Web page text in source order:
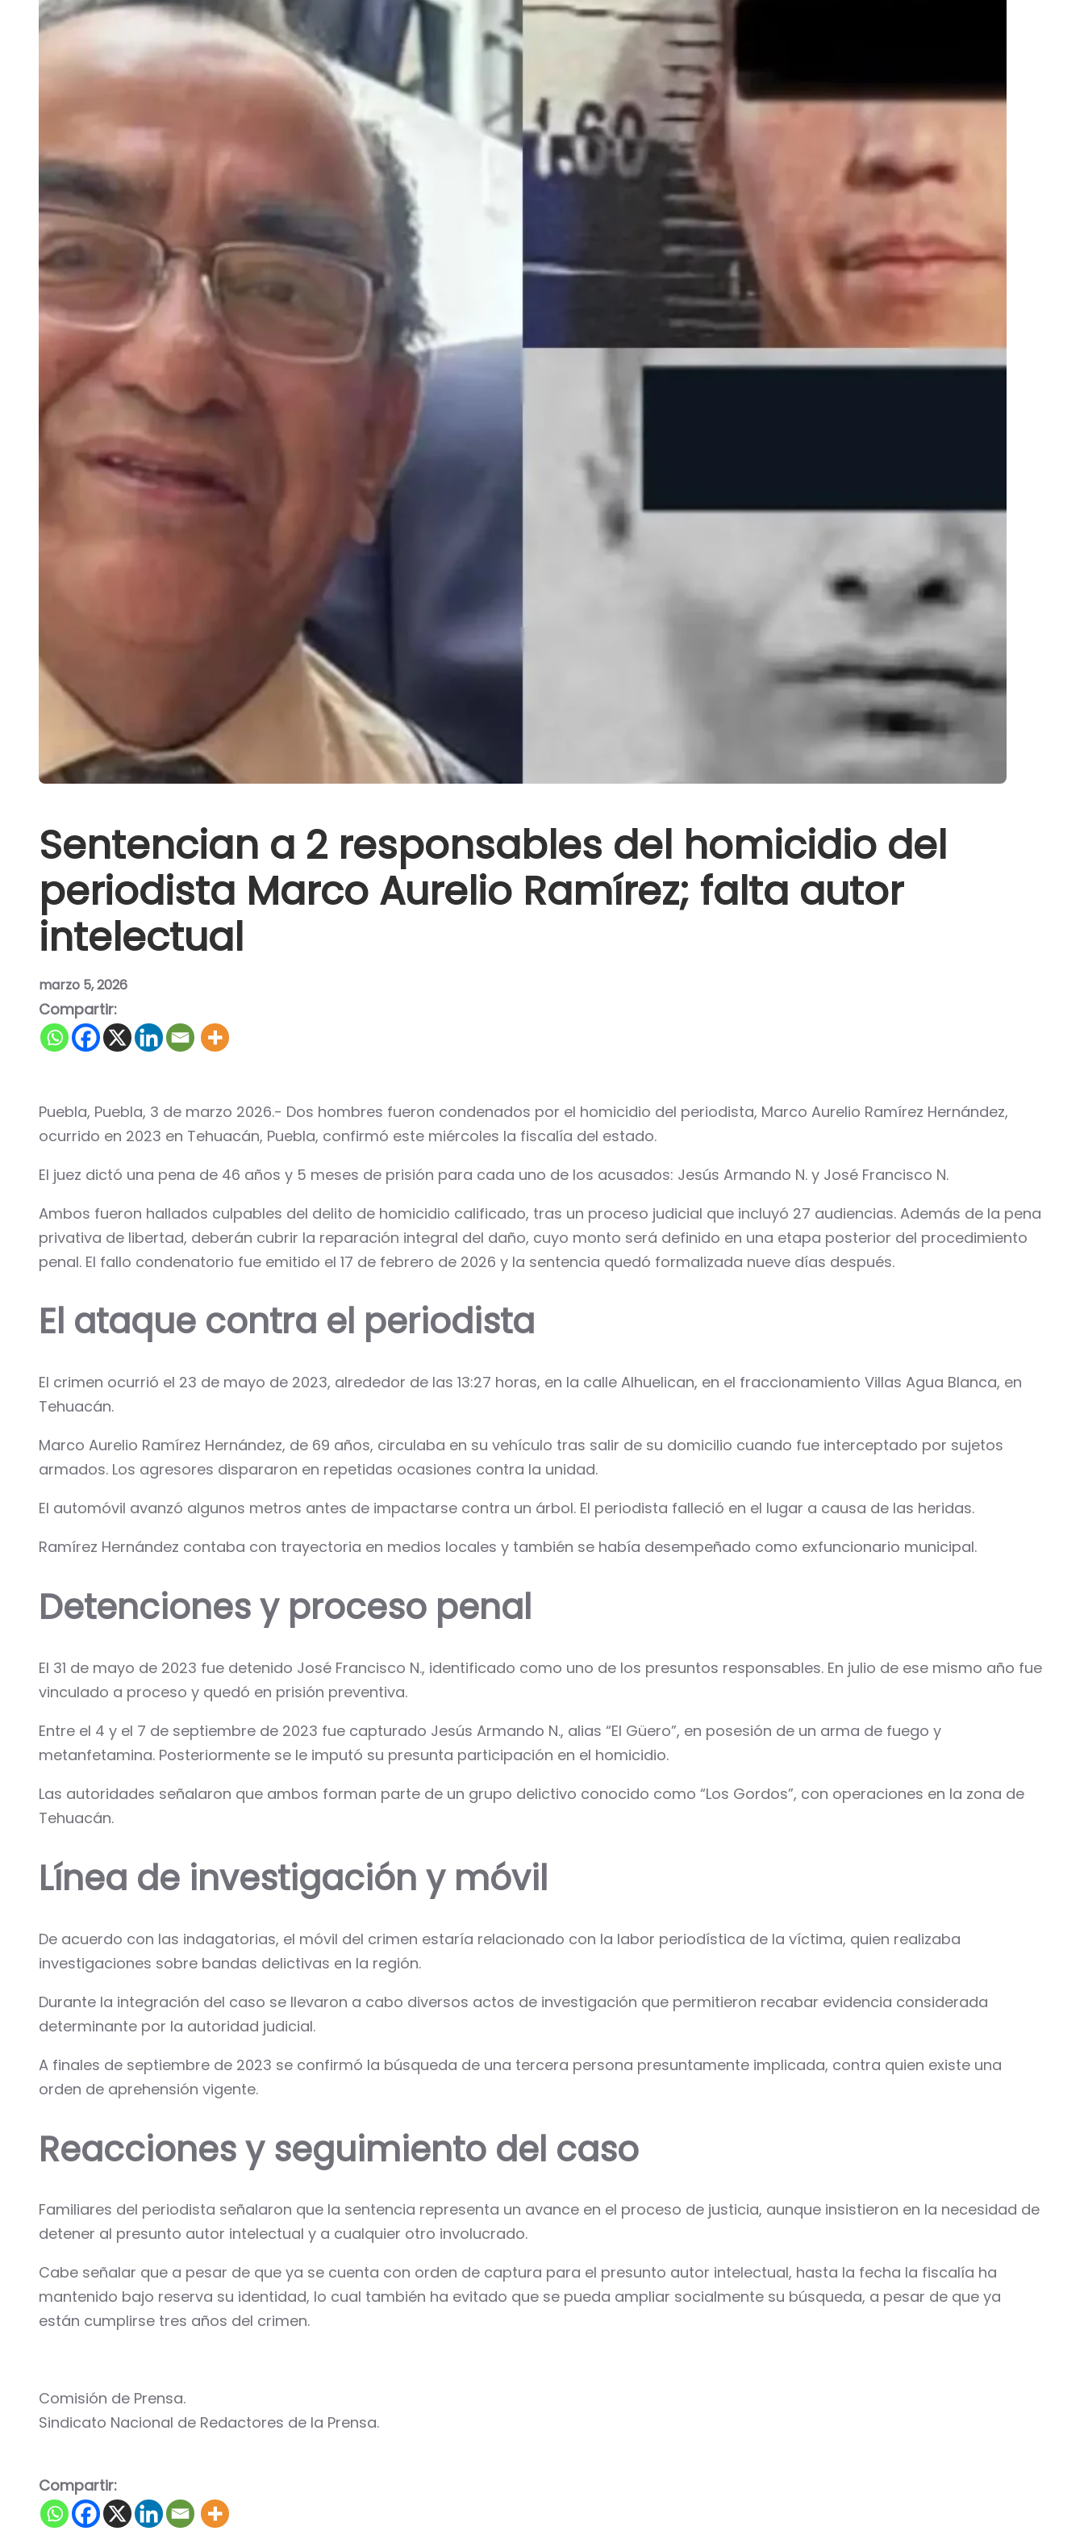
Sentencian a 2 responsables del homicidio del
periodista Marco Aurelio Ramírez; falta autor
intelectual
marzo 5, 2026
Compartir:
Puebla, Puebla, 3 de marzo 2026.- Dos hombres fueron condenados por el homicidio del periodista, Marco Aurelio Ramírez Hernández,
ocurrido en 2023 en Tehuacán, Puebla, confirmó este miércoles la fiscalía del estado.
El juez dictó una pena de 46 años y 5 meses de prisión para cada uno de los acusados: Jesús Armando N. y José Francisco N.
Ambos fueron hallados culpables del delito de homicidio calificado, tras un proceso judicial que incluyó 27 audiencias. Además de la pena
privativa de libertad, deberán cubrir la reparación integral del daño, cuyo monto será definido en una etapa posterior del procedimiento
penal. El fallo condenatorio fue emitido el 17 de febrero de 2026 y la sentencia quedó formalizada nueve días después.
El ataque contra el periodista
El crimen ocurrió el 23 de mayo de 2023, alrededor de las 13:27 horas, en la calle Alhuelican, en el fraccionamiento Villas Agua Blanca, en
Tehuacán.
Marco Aurelio Ramírez Hernández, de 69 años, circulaba en su vehículo tras salir de su domicilio cuando fue interceptado por sujetos
armados. Los agresores dispararon en repetidas ocasiones contra la unidad.
El automóvil avanzó algunos metros antes de impactarse contra un árbol. El periodista falleció en el lugar a causa de las heridas.
Ramírez Hernández contaba con trayectoria en medios locales y también se había desempeñado como exfuncionario municipal.
Detenciones y proceso penal
El 31 de mayo de 2023 fue detenido José Francisco N., identificado como uno de los presuntos responsables. En julio de ese mismo año fue
vinculado a proceso y quedó en prisión preventiva.
Entre el 4 y el 7 de septiembre de 2023 fue capturado Jesús Armando N., alias “El Güero”, en posesión de un arma de fuego y
metanfetamina. Posteriormente se le imputó su presunta participación en el homicidio.
Las autoridades señalaron que ambos forman parte de un grupo delictivo conocido como “Los Gordos”, con operaciones en la zona de
Tehuacán.
Línea de investigación y móvil
De acuerdo con las indagatorias, el móvil del crimen estaría relacionado con la labor periodística de la víctima, quien realizaba
investigaciones sobre bandas delictivas en la región.
Durante la integración del caso se llevaron a cabo diversos actos de investigación que permitieron recabar evidencia considerada
determinante por la autoridad judicial.
A finales de septiembre de 2023 se confirmó la búsqueda de una tercera persona presuntamente implicada, contra quien existe una
orden de aprehensión vigente.
Reacciones y seguimiento del caso
Familiares del periodista señalaron que la sentencia representa un avance en el proceso de justicia, aunque insistieron en la necesidad de
detener al presunto autor intelectual y a cualquier otro involucrado.
Cabe señalar que a pesar de que ya se cuenta con orden de captura para el presunto autor intelectual, hasta la fecha la fiscalía ha
mantenido bajo reserva su identidad, lo cual también ha evitado que se pueda ampliar socialmente su búsqueda, a pesar de que ya
están cumplirse tres años del crimen.
Comisión de Prensa.
Sindicato Nacional de Redactores de la Prensa.
Compartir: